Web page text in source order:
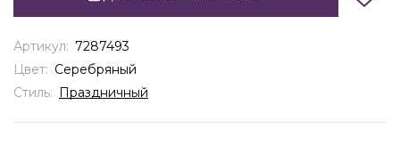
Артикул: 7287493
Цвет: Серебряный
Стиль: Праздничный